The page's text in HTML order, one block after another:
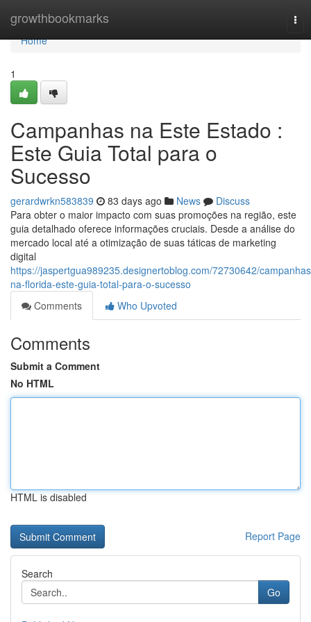
growthbookmarks
Home
Home
1
Campanhas na Este Estado :
Este Guia Total para o
Sucesso
gerardwrkn583839 83 days ago News
Discuss
Para obter o maior impacto com suas promoções na região, este
guia detalhado oferece informações cruciais. Desde a análise do
mercado local até a otimização de suas táticas de marketing
digital
https://jaspertgua989235.designertoblog.com/72730642/
na-florida-este-guia-total-para-o-sucesso
Comments
Who Upvoted
Comments
Submit a Comment
No HTML
HTML is disabled
Report Page
Search
Go